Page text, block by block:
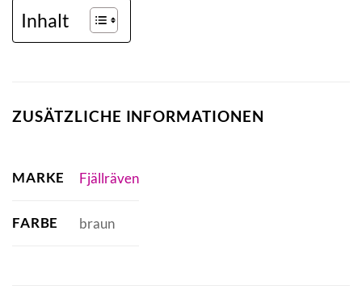
Inhalt
ZUSÄTZLICHE INFORMATIONEN
MARKE Fjällräven
FARBE braun